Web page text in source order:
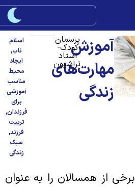
آموزش
مهارت‌های
زندگی
پرسمان
کودک-
استاد
تراشیون
اسلام
ناب,
ایجاد
محیط
مناسب
آموزشی
برای
فرزندان,
تربیت
فرزند,
سبک
زندگی
از همسالان را به عنوان